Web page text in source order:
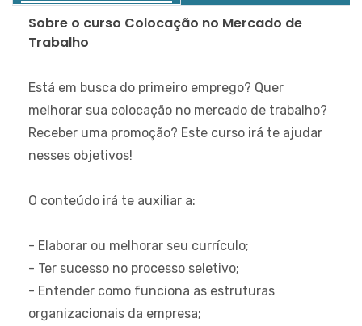
Sobre o curso Colocação no Mercado de
Trabalho
Está em busca do primeiro emprego? Quer
melhorar sua colocação no mercado de trabalho?
Receber uma promoção? Este curso irá te ajudar
nesses objetivos!
O conteúdo irá te auxiliar a:
- Elaborar ou melhorar seu currículo;
- Ter sucesso no processo seletivo;
- Entender como funciona as estruturas
organizacionais da empresa;